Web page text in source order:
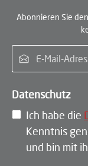
Abonnieren Sie
Datenschutz
Ich habe die
Kenntnis
und bin mit